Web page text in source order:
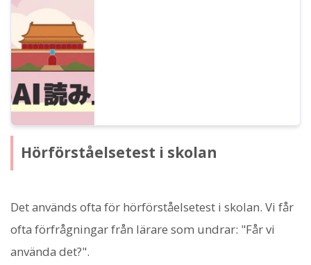
Hörförståelsetest i skolan
Det används ofta för hörförståelsetest i skolan. Vi får
ofta förfrågningar från lärare som undrar: "Får vi
använda det?".